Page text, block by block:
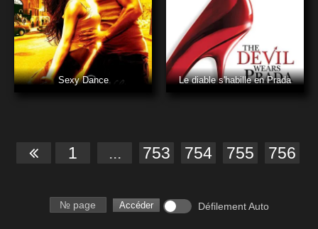
Sexy Dance Le diable s'habille en Prada
1 ... 753 754 755 756
Numéro de page Accéder Défilement Auto